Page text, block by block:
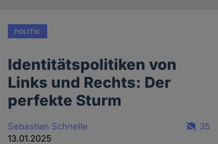
POLITIK
Identitätspolitiken von
Links und Rechts: Der
perfekte Sturm
Sebastian Schnelle
13.01.2025
35